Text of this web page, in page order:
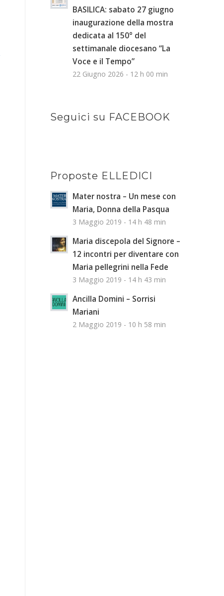
BASILICA: sabato 27 giugno
inaugurazione della mostra
dedicata al 150° del
settimanale diocesano “La
Voce e il Tempo”
22 Giugno 2026 - 12 h 00 min
Seguici su FACEBOOK
Proposte ELLEDICI
Mater nostra – Un mese con
Maria, Donna della Pasqua
3 Maggio 2019 - 14 h 48 min
Maria discepola del Signore –
12 incontri per diventare con
Maria pellegrini nella Fede
3 Maggio 2019 - 14 h 43 min
Ancilla Domini – Sorrisi
Mariani
2 Maggio 2019 - 10 h 58 min